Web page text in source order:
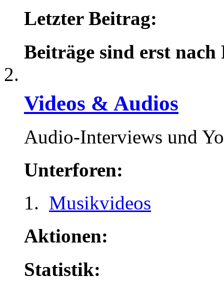
Letzter Beitrag:
Beiträge sind erst
Videos & Audios
Audio-Interviews und
Unterforen:
Musikvideos
Aktionen:
Statistik: